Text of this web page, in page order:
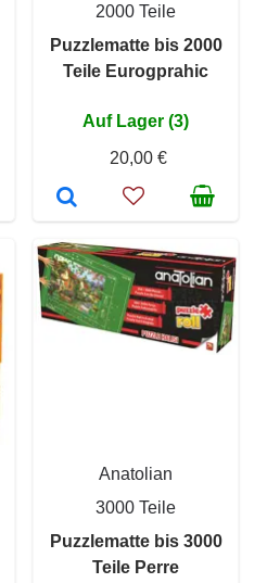
2000 Teile
Puzzlematte bis 2000
Teile Eurogprahic
Auf Lager (3)
20,00 €
Anatolian
3000 Teile
Puzzlematte bis 3000
Teile Perre